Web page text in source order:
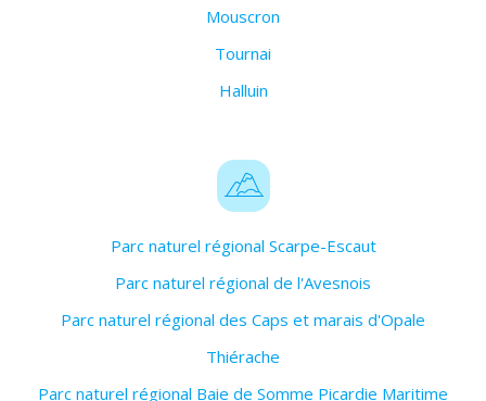
Mouscron
Tournai
Halluin
Parc naturel régional Scarpe-Escaut
Parc naturel régional de l'Avesnois
Parc naturel régional des Caps et marais d'Opale
Thiérache
Parc naturel régional Baie de Somme Picardie Maritime